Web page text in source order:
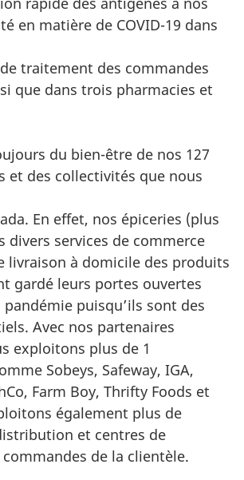
en matière de COVID-19 dans
traitement des commandes
que dans trois pharmacies et
du bien-être de nos 127
et des collectivités que nous
En effet, nos épiceries (plus
divers services de commerce
livraison à domicile des produits
gardé leurs portes ouvertes
puisqu’ils sont des
Avec nos partenaires
exploitons plus de 1
Sobeys, Safeway, IGA,
Farm Boy, Thrifty Foods et
également plus de
et centres de
de la clientèle.